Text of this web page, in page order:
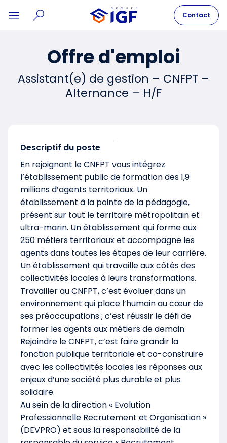
Contact
Offre d'emploi
Assistant(e) de gestion – CNFPT –
Alternance – H/F
Descriptif du poste
En rejoignant le CNFPT vous intégrez
l’établissement public de formation des 1,9
millions d’agents territoriaux. Un
établissement à la pointe de la pédagogie,
présent sur tout le territoire métropolitain et
ultra-marin. Un établissement qui forme aux
250 métiers territoriaux et accompagne les
agents dans toutes les étapes de leur carrière.
Un établissement qui travaille aux côtés des
collectivités locales à leurs transformations.
Travailler au CNFPT, c’est évoluer dans un
environnement qui place l’humain au cœur de
ses préoccupations ; c’est réussir le défi de
former les agents aux métiers de demain.
Rejoindre le CNFPT, c’est faire grandir la
fonction publique territoriale et co-construire
avec les collectivités locales les réponses aux
enjeux d’une société plus durable et plus
solidaire.
Au sein de la direction « Evolution
Professionnelle Recrutement et Organisation »
(DEVPRO) et sous la responsabilité de la